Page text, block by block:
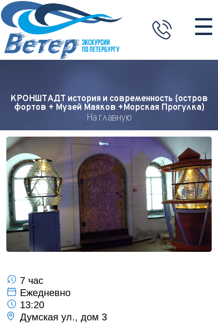
☰
КРОНШТАДТ история и современность (остров
фортов + Музей Маяков +Морская Прогулка)
На главную
7 час
Ежедневно
13:20
Думская ул., дом 3